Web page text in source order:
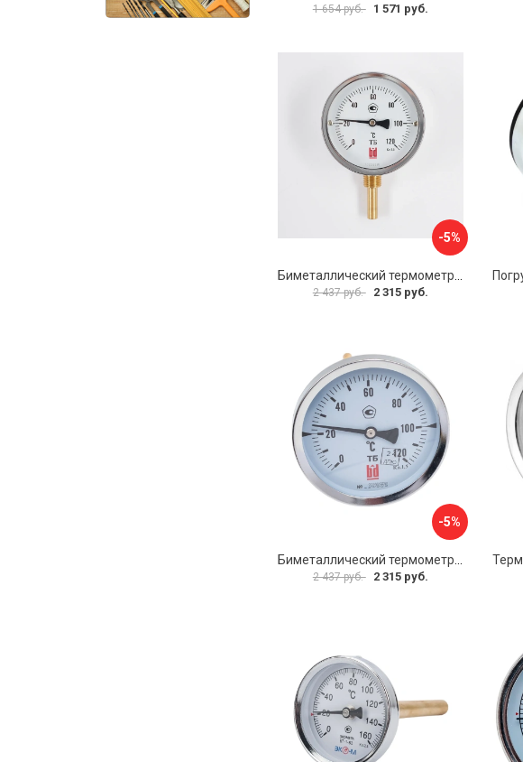
1 654 руб. 1 571 руб.
-5%
Биметаллический термометр BD ТБ 100Р/100 1161001001
2 437 руб. 2 315 руб.
-5%
2 437 руб. 2 315 руб.